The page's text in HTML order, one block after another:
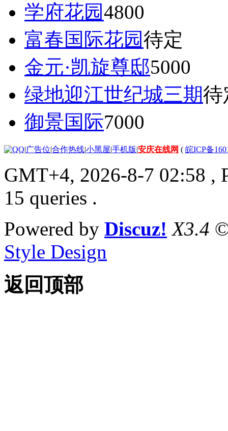
学府花园4800
富春国际花园待定
金元·凯旋尊邸5000
绿地迎江世纪城三期待
御景国际7000
|广告位|合作热线|小黑屋|手机版|安庆在线网 ( 皖ICP备
GMT+4, 2026-8-7 02:58 ,
15 queries .
Powered by Discuz! X3.4
Style Design
返回顶部